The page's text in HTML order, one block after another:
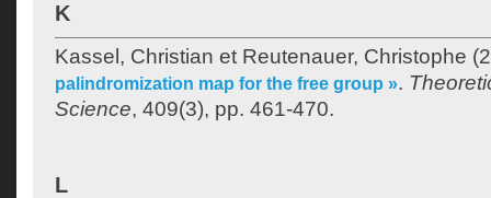
K
Kassel, Christian et Reutenauer, Christophe
palindromization map for the free group ».
Science, 409(3), pp. 461-470.
L